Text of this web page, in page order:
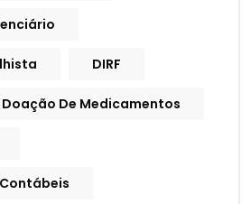
DIRF
Doação De Medicamentos